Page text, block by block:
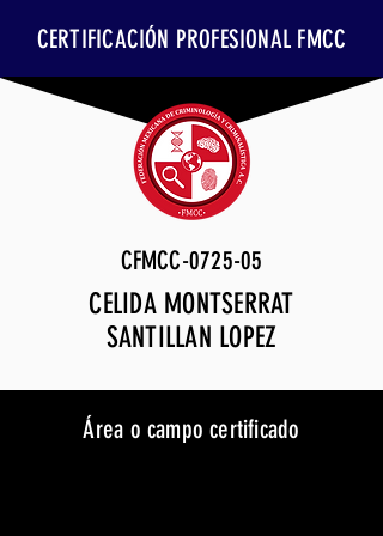
CERTIFICACIÓN PROFESIONAL FMCC
CFMCC-0725-05
CELIDA MONTSERRAT
SANTILLAN LOPEZ
Área o campo certificado